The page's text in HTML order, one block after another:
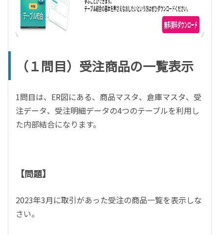
（１問目）受注商品の一覧表示
1問目は、ER図にある、商品マスタ、倉庫マスタ、受
注データ、受注明細データの4つのテーブルを利用し
た内部結合になります。
【問題】
2023年3月に取引があった受注の商品一覧を表示しな
さい。